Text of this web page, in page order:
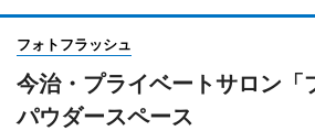
フォトフラッシュ
今治・プライベートサロン
パウダースペース